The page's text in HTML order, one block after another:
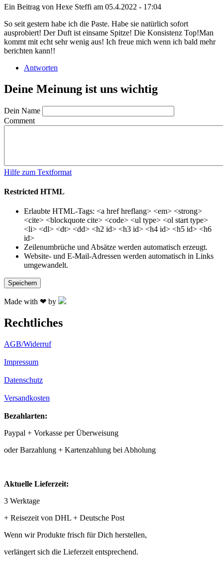
Ein Beitrag von Hexe Steffi am 05.4.2022 - 17:04
So seit gestern habe ich die Paste. Habe sie natürlich sofort
ausprobiert! Der Duft ist einsame Spitze! Die Konsistenz Top!Man
kommt mit echt sehr wenig aus! Ich freue mich wenn ich bald mehr
berichten kann!!
Antworten
Deine Meinung ist uns wichtig
Dein Name
Comment
Hilfe zum Textformat
Restricted HTML
Erlaubte HTML-Tags: <a href hreflang> <em> <strong>
<cite> <blockquote cite> <code> <ul type> <ol start type>
<li> <dl> <dt> <dd> <h2 id> <h3 id> <h4 id> <h5 id> <h6
id>
Zeilenumbrüche und Absätze werden automatisch erzeugt.
Website- und E-Mail-Adressen werden automatisch in Links
umgewandelt.
Made with ❤ by
Rechtliches
AGB/Widerruf
Impressum
Datenschutz
Versandkosten
Bezahlarten:
Paypal + Vorkasse per Überweisung
oder Barzahlung + Kartenzahlung bei Abholung
Aktuelle Lieferzeit:
3 Werktage
+ Reisezeit von DHL + Deutsche Post
Wenn wir Produkte frisch für Dich herstellen,
verlängert sich die Lieferzeit entsprechend.